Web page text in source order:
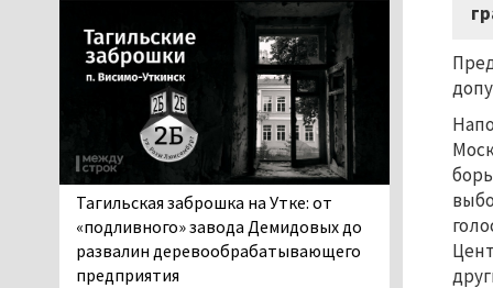
пожаловались на кровососущих
паразитов, которые искусали их
ребёнка в детской больнице
Нижнего Тагила
05.08.2026 17:59
Директора уральского
предприятия по
производству дронов
«Упырь» подорвали в автомобиле
под Екатеринбургом
05.08.2026 17:05
Тагильская заброшка на Утке: от
«подливного» завода Демидовых до
развалин деревообрабатывающего
предприятия